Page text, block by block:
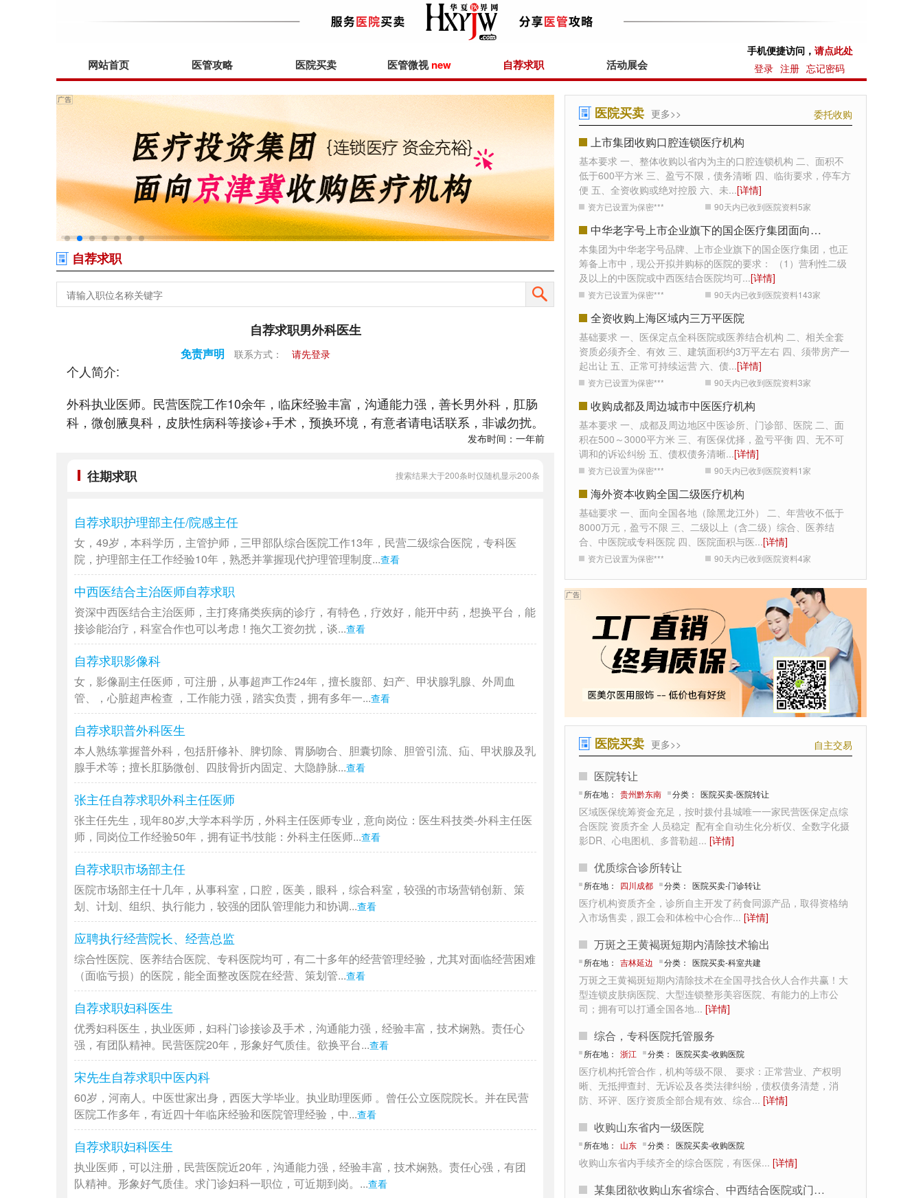
网站首页 医管攻略 医院买卖 医管微视new 自荐求职 活动展会
手机便捷访问， 请点此处
登录 注册 忘记密码
自荐求职
自荐求职男外科医生
免责声明 联系方式： 请先登录
个人简介:
外科执业医师。民营医院工作10余年，临床经验丰富，沟通能力强，善长男外科，肛肠
科，微创腋臭科，皮肤性病科等接诊+手术，预换环境，有意者请电话联系，非诚勿扰。
发布时间：一年前
往期求职 搜索结果大于200条时仅随机显示200条
自荐求职护理部主任/院感主任
女，49岁，本科学历，主管护师，三甲部队综合医院工作13年，民营二级综合医院，专科医
院，护理部主任工作经验10年，熟悉并掌握现代护理管理制度...查看
中西医结合主治医师自荐求职
资深中西医结合主治医师，主打疼痛类疾病的诊疗，有特色，疗效好，能开中药，想换平台，能
接诊能治疗，科室合作也可以考虑！拖欠工资勿扰，谈...查看
自荐求职影像科
女，影像副主任医师，可注册，从事超声工作24年，擅长腹部、妇产、甲状腺乳腺、外周血
管、，心脏超声检查 ，工作能力强，踏实负责，拥有多年一...查看
自荐求职普外科医生
本人熟练掌握普外科，包括肝修补、脾切除、胃肠吻合、胆囊切除、胆管引流、疝、甲状腺及乳
腺手术等；擅长肛肠微创、四肢骨折内固定、大隐静脉...查看
张主任自荐求职外科主任医师
张主任先生，现年80岁,大学本科学历，外科主任医师专业，意向岗位：医生科技类-外科主任医
师，同岗位工作经验50年，拥有证书/技能：外科主任医师...查看
自荐求职市场部主任
医院市场部主任十几年，从事科室，口腔，医美，眼科，综合科室，较强的市场营销创新、策
划、计划、组织、执行能力，较强的团队管理能力和协调...查看
应聘执行经营院长、经营总监
综合性医院、医养结合医院、专科医院均可，有二十多年的经营管理经验，尤其对面临经营困难
（面临亏损）的医院，能全面整改医院在经营、策划管...查看
自荐求职妇科医生
优秀妇科医生，执业医师，妇科门诊接诊及手术，沟通能力强，经验丰富，技术娴熟。责任心
强，有团队精神。民营医院20年，形象好气质佳。欲换平台...查看
宋先生自荐求职中医内科
60岁，河南人。中医世家出身，西医大学毕业。执业助理医师 。曾任公立医院院长。并在民营
医院工作多年，有近四十年临床经验和医院管理经验，中...查看
自荐求职妇科医生
执业医师，可以注册，民营医院近20年，沟通能力强，经验丰富，技术娴熟。责任心强，有团
队精神。形象好气质佳。求门诊妇科一职位，可近期到岗。...查看
医院买卖 更多>> 委托收购
上市集团收购口腔连锁医疗机构
基本要求 一、整体收购以省内为主的口腔连锁机构 二、面积不
低于600平方米 三、盈亏不限，债务清晰 四、临街要求，停车方
便 五、全资收购或绝对控股 六、未...[详情]
资方已设置为保密*** 90天内已收到医院资料5家
中华老字号上市企业旗下的国企医疗集团面向全国收购医院
本集团为中华老字号品牌、上市企业旗下的国企医疗集团，也正
筹备上市中，现公开拟并购标的医院的要求： （1）营利性二级
及以上的中医院或中西医结合医院均可...[详情]
资方已设置为保密*** 90天内已收到医院资料143家
全资收购上海区域内三万平医院
基础要求 一、医保定点全科医院或医养结合机构 二、相关全套
资质必须齐全、有效 三、建筑面积约3万平左右 四、须带房产一
起出让 五、正常可持续运营 六、债...[详情]
资方已设置为保密*** 90天内已收到医院资料3家
收购成都及周边城市中医医疗机构
基本要求 一、成都及周边地区中医诊所、门诊部、医院 二、面
积在500～3000平方米 三、有医保优择，盈亏平衡 四、无不可
调和的诉讼纠纷 五、债权债务清晰...[详情]
资方已设置为保密*** 90天内已收到医院资料1家
海外资本收购全国二级医疗机构
基础要求 一、面向全国各地（除黑龙江外） 二、年营收不低于
8000万元，盈亏不限 三、二级以上（含二级）综合、医养结
合、中医院或专科医院 四、医院面积与医...[详情]
资方已设置为保密*** 90天内已收到医院资料4家
医院买卖 更多>> 自主交易
医院转让
所在地： 贵州黔东南 分类： 医院买卖-医院转让
区域医保统筹资金充足，按时拨付县城唯一一家民营医保定点综
合医院 资质齐全 人员稳定 配有全自动生化分析仪、全数字化摄
影DR、心电图机、多普勒超... [详情]
优质综合诊所转让
所在地： 四川成都 分类： 医院买卖-门诊转让
医疗机构资质齐全，诊所自主开发了药食同源产品，取得资格纳
入市场售卖，跟工会和体检中心合作... [详情]
万斑之王黄褐斑短期内清除技术输出
所在地： 吉林延边 分类： 医院买卖-科室共建
万斑之王黄褐斑短期内清除技术在全国寻找合伙人合作共赢！大
型连锁皮肤病医院、大型连锁整形美容医院、有能力的上市公
司；拥有可以打通全国各地... [详情]
综合，专科医院托管服务
所在地： 浙江 分类： 医院买卖-收购医院
医疗机构托管合作，机构等级不限、 要求：正常营业、产权明
晰、无抵押查封、无诉讼及各类法律纠纷，债权债务清楚，消
防、环评、医疗资质全部合规有效、综合... [详情]
收购山东省内一级医院
所在地： 山东 分类： 医院买卖-收购医院
收购山东省内手续齐全的综合医院，有医保... [详情]
某集团欲收购山东省综合、中西结合医院或门诊部